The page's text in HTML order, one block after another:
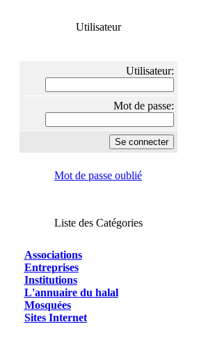
Utilisateur
Utilisateur:
Mot de passe:
Mot de passe oublié
Liste des Catégories
Associations
Entreprises
Institutions
L'annuaire du halal
Mosquées
Sites Internet